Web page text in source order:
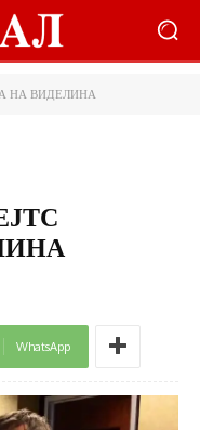
НА ВИДЕЛИНА
WhatsApp